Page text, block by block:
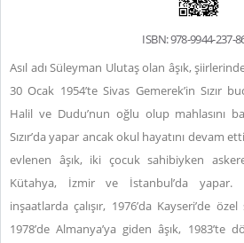
ISBN: 978-9944-237-
Asıl adı Süleyman Ulutaş olan âşık,
30 Ocak 1954’te Sivas Gemerek’in Sızır
Halil ve Dudu’nun oğlu olup mahlasını
Sızır’da yapar ancak okul hayatını devam
evlenen âşık, iki çocuk sahibiyken
Kütahya, İzmir ve İstanbul’da yapar.
inşaatlarda çalışır, 1976’da Kayseri’de
1978’de Almanya’ya giden âşık, 1983’te